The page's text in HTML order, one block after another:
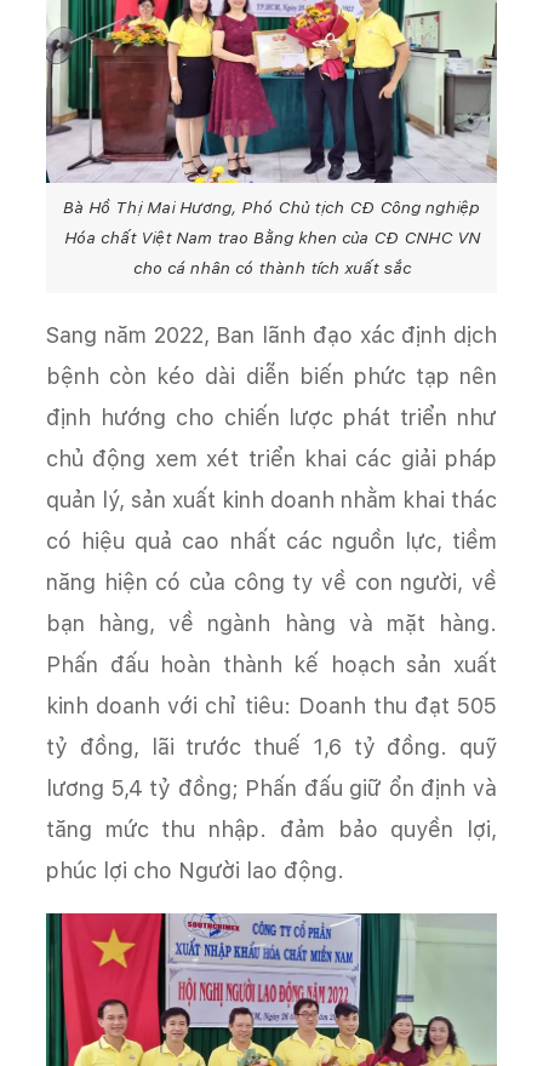
Bà Hồ Thị Mai Hương, Phó Chủ tịch CĐ Công nghiệp
Hóa chất Việt Nam trao Bằng khen của CĐ CNHC VN
cho cá nhân có thành tích xuất sắc
Sang năm 2022, Ban lãnh đạo xác định dịch
bệnh còn kéo dài diễn biến phức tạp nên
định hướng cho chiến lược phát triển như
chủ động xem xét triển khai các giải pháp
quản lý, sản xuất kinh doanh nhằm khai thác
có hiệu quả cao nhất các nguồn lực, tiềm
năng hiện có của công ty về con người, về
bạn hàng, về ngành hàng và mặt hàng.
Phấn đấu hoàn thành kế hoạch sản xuất
kinh doanh với chỉ tiêu: Doanh thu đạt 505
tỷ đồng, lãi trước thuế 1,6 tỷ đồng. quỹ
lương 5,4 tỷ đồng; Phấn đấu giữ ổn định và
tăng mức thu nhập. đảm bảo quyền lợi,
phúc lợi cho Người lao động.